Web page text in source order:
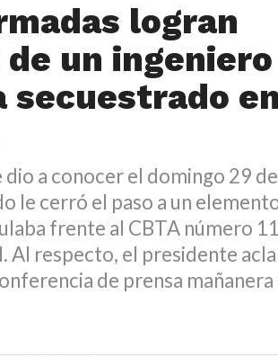
logran
un
secuestrado en
dio a conocer el domingo 29
le cerró el paso a un
frente al CBTA número
Al respecto, el presidente
de prensa mañanera